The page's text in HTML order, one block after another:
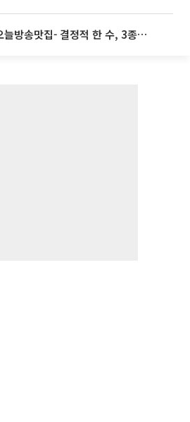
'2TV 생생정보' 오늘방송맛집- 결정적 한 수, 3종 메밀면! 메밀 소바 맛집 '의○○○○'